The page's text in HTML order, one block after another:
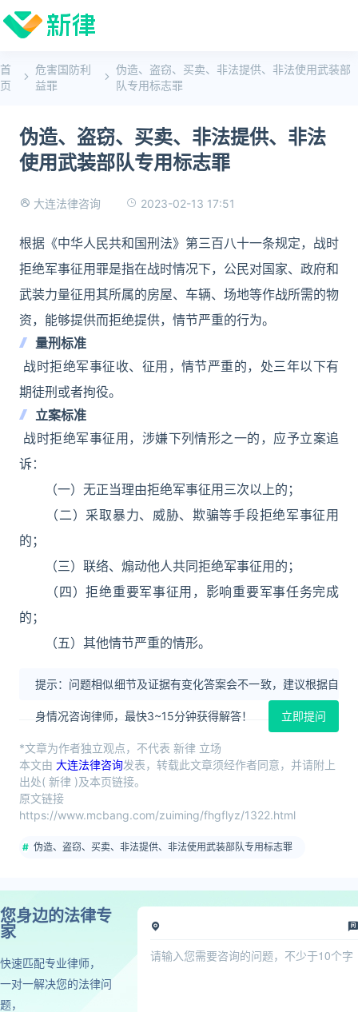
首
页
危害国防利
益罪
伪造、盗窃、买卖、非法提供、非法使用武装部
队专用标志罪
伪造、盗窃、买卖、非法提供、非法
使用武装部队专用标志罪
大连法律咨询 2023-02-13 17:51
根据《中华人民共和国刑法》第三百八十一条规定，战时
拒绝军事征用罪是指在战时情况下，公民对国家、政府和
武装力量征用其所属的房屋、车辆、场地等作战所需的物
资，能够提供而拒绝提供，情节严重的行为。
量刑标准
战时拒绝军事征收、征用，情节严重的，处三年以下有
期徒刑或者拘役。
立案标准
战时拒绝军事征用，涉嫌下列情形之一的，应予立案追
诉：
（一）无正当理由拒绝军事征用三次以上的；
（二）采取暴力、威胁、欺骗等手段拒绝军事征用
的；
（三）联络、煽动他人共同拒绝军事征用的；
（四）拒绝重要军事征用，影响重要军事任务完成
的；
（五）其他情节严重的情形。
提示：问题相似细节及证据有变化答案会不一致，建议根据自
身情况咨询律师，最快3~15分钟获得解答！ 立即提问
*文章为作者独立观点，不代表 新律 立场
本文由 大连法律咨询发表，转载此文章须经作者同意，并请附上
出处( 新律 )及本页链接。
原文链接
https://www.mcbang.com/zuiming/fhgflyz/1322.html
伪造、盗窃、买卖、非法提供、非法使用武装部队专用标志罪
您身边的法律专
家
快速匹配专业律师，
一对一解决您的法律问
题，